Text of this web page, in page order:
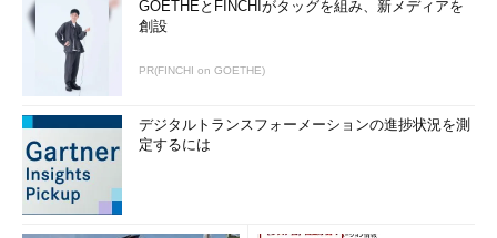
コンピュータのSIDの例
SysinternalsのPStoolsに含まれるPsGetSidで、
コンピュータのSIDの値を表示させたところ。OS
く、すべてこのようなSIDによってオブジェクトを
識別している。このSIDの値（の一部）を元に、新
しく作成するアカウントのSID値を決めたりしてい
る。この値が重複すると、異なるコンピュータな
のに同じアカウントと認識されたりする可能性が
GOETHEとFINCHIがタッグを組み、新メディアを
創設
PR(FINCHI on GOETHE)
デジタルトランスフォーメーションの進捗状況を測
定するには